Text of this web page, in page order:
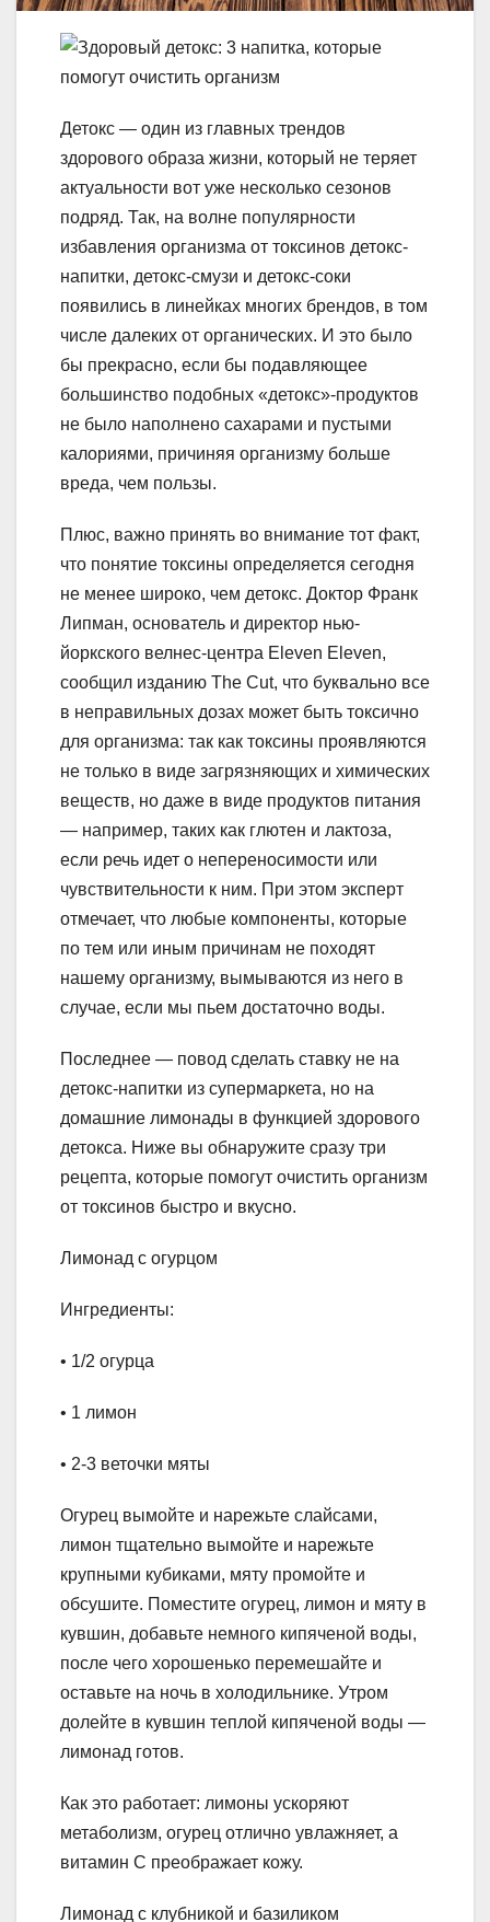
Детокс — один из главных трендов
здорового образа жизни, который не теряет
актуальности вот уже несколько сезонов
подряд. Так, на волне популярности
избавления организма от токсинов детокс-
напитки, детокс-смузи и детокс-соки
появились в линейках многих брендов, в том
числе далеких от органических. И это было
бы прекрасно, если бы подавляющее
большинство подобных «детокс»-продуктов
не было наполнено сахарами и пустыми
калориями, причиняя организму больше
вреда, чем пользы.
Плюс, важно принять во внимание тот факт,
что понятие токсины определяется сегодня
не менее широко, чем детокс. Доктор Франк
Липман, основатель и директор нью-
йоркского велнес-центра Eleven Eleven,
сообщил изданию The Cut, что буквально все
в неправильных дозах может быть токсично
для организма: так как токсины проявляются
не только в виде загрязняющих и химических
веществ, но даже в виде продуктов питания
— например, таких как глютен и лактоза,
если речь идет о непереносимости или
чувствительности к ним. При этом эксперт
отмечает, что любые компоненты, которые
по тем или иным причинам не походят
нашему организму, вымываются из него в
случае, если мы пьем достаточно воды.
Последнее — повод сделать ставку не на
детокс-напитки из супермаркета, но на
домашние лимонады в функцией здорового
детокса. Ниже вы обнаружите сразу три
рецепта, которые помогут очистить организм
от токсинов быстро и вкусно.
Лимонад с огурцом
Ингредиенты:
• 1/2 огурца
• 1 лимон
• 2-3 веточки мяты
Огурец вымойте и нарежьте слайсами,
лимон тщательно вымойте и нарежьте
крупными кубиками, мяту промойте и
обсушите. Поместите огурец, лимон и мяту в
кувшин, добавьте немного кипяченой воды,
после чего хорошенько перемешайте и
оставьте на ночь в холодильнике. Утром
долейте в кувшин теплой кипяченой воды —
лимонад готов.
Как это работает: лимоны ускоряют
метаболизм, огурец отлично увлажняет, а
витамин С преображает кожу.
Лимонад с клубникой и базиликом